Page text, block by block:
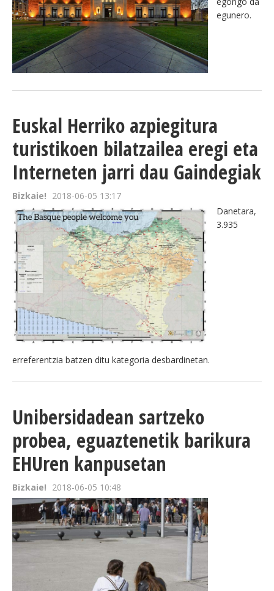
egunero.
Euskal Herriko azpiegitura
turistikoen bilatzailea eregi eta
Interneten jarri dau Gaindegiak
Bizkaie! 2018-06-05 13:17
Danetara,
3.935
erreferentzia batzen ditu kategoria desbardinetan.
Unibersidadean sartzeko
probea, eguaztenetik barikura
EHUren kanpusetan
Bizkaie! 2018-06-05 10:48